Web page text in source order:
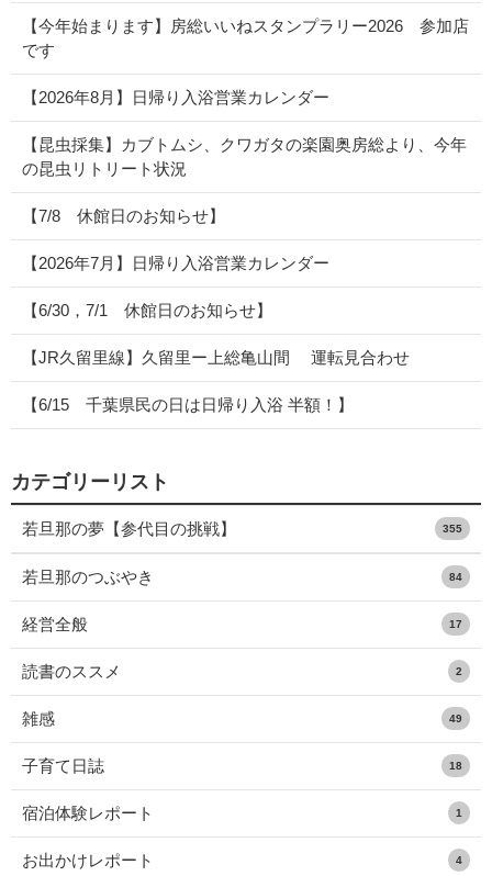
【今年始まります】房総いいねスタンプラリー2026 参加店
です
【2026年8月】日帰り入浴営業カレンダー
【昆虫採集】カブトムシ、クワガタの楽園奥房総より、今年
の昆虫リトリート状況
【7/8 休館日のお知らせ】
【2026年7月】日帰り入浴営業カレンダー
【6/30，7/1 休館日のお知らせ】
【JR久留里線】久留里ー上総亀山間 運転見合わせ
【6/15 千葉県民の日は日帰り入浴 半額！】
カテゴリーリスト
若旦那の夢【参代目の挑戦】 355
若旦那のつぶやき 84
経営全般 17
読書のススメ 2
雑感 49
子育て日誌 18
宿泊体験レポート 1
お出かけレポート 4